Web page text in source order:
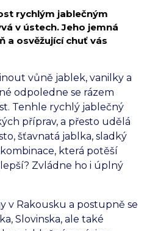
rychlým jablečným
v ústech. Jeho jemná
a osvěžující chuť vás
vůně jablek, vanilky a
odpoledne se rázem
Tenhle rychlý jablečný
příprav, a přesto udělá
šťavnatá jablka, sladký
která potěší
Zvládne ho i úplný
v Rakousku a postupně se
Slovinska, ale také